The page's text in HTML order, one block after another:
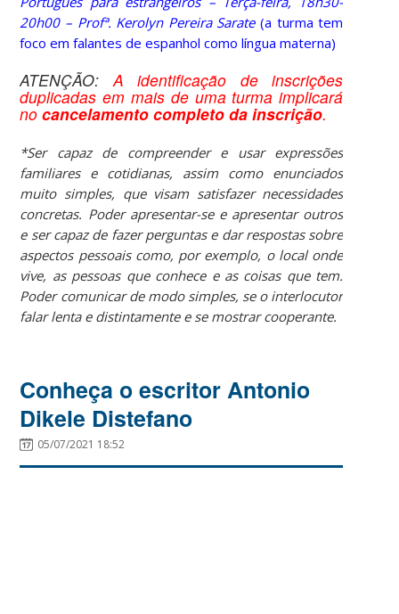
20h00 – Profª. Kerolyn Pereira Sarate(a turma tem
foco em falantes de espanhol como língua materna)
ATENÇÃO:A identificação de inscrições
duplicadas em mais de uma turma implicará
nocancelamento completo da inscrição.
*Ser capaz de compreender e usar expressões
familiares e cotidianas, assim como enunciados
muito simples, que visam satisfazer necessidades
concretas. Poder apresentar-se e apresentar outros
e ser capaz de fazer perguntas e dar respostas sobre
aspectos pessoais como, por exemplo, o local onde
vive, as pessoas que conhece e as coisas que tem.
Poder comunicar de modo simples, se o interlocutor
falar lenta e distintamente e se mostrar cooperante.
Conheça o escritor Antonio
Dikele Distefano
05/07/2021 18:52